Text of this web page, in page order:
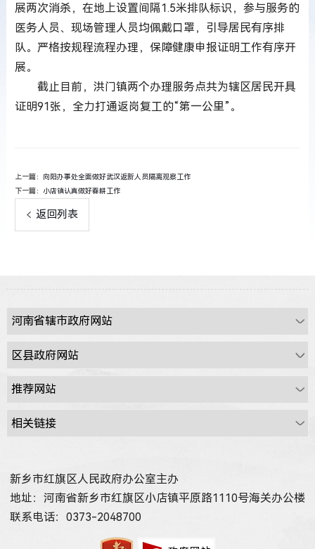
展两次消杀，在地上设置间隔1.5米排队标识，参与服务的
医务人员、现场管理人员均佩戴口罩，引导居民有序排
队。严格按规程流程办理，保障健康申报证明工作有序开
展。
截止目前，洪门镇两个办理服务点共为辖区居民开具
证明91张，全力打通返岗复工的“第一公里”。
上一篇：
向阳办事处全面做好武汉返新人员隔离观察工作
下一篇： 小店镇认真做好春耕工作
返回列表
新乡市红旗区人民政府办公室主办
地址：河南省新乡市红旗区小店镇平原路1110号海关办公楼
联系电话：0373-2048700